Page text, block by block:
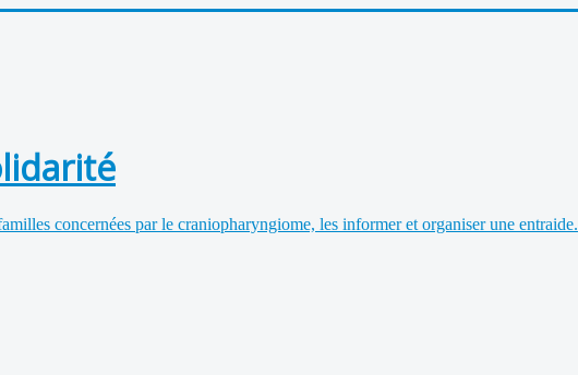
concernées par le craniopharyngiome, les informer et organiser une entraide.